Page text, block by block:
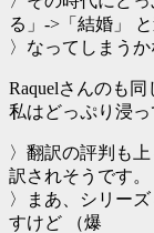
る」->「結婚」
〉なってしまうか
Raquelさんのも
私はどっぷり浸
〉翻訳の評判も
訳されそうです。
〉まあ、シリー
すけど （爆